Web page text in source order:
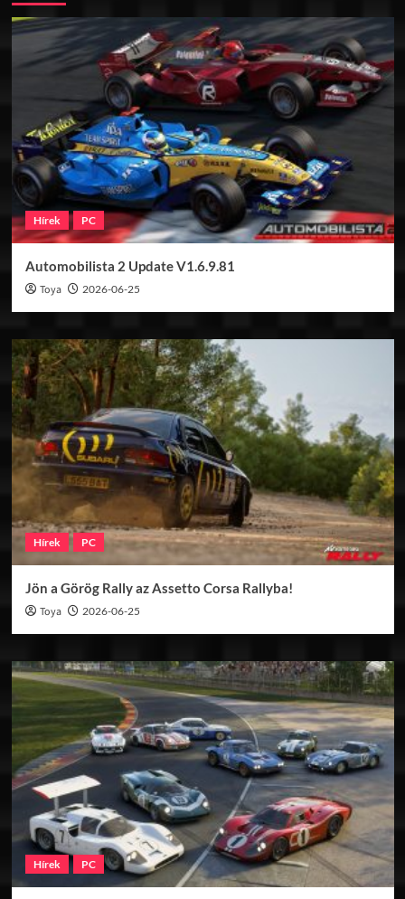
Hírek PC
Automobilista 2 Update V1.6.9.81
Toya 2026-06-25
Hírek PC
Jön a Görög Rally az Assetto Corsa Rallyba!
Toya 2026-06-25
Hírek PC